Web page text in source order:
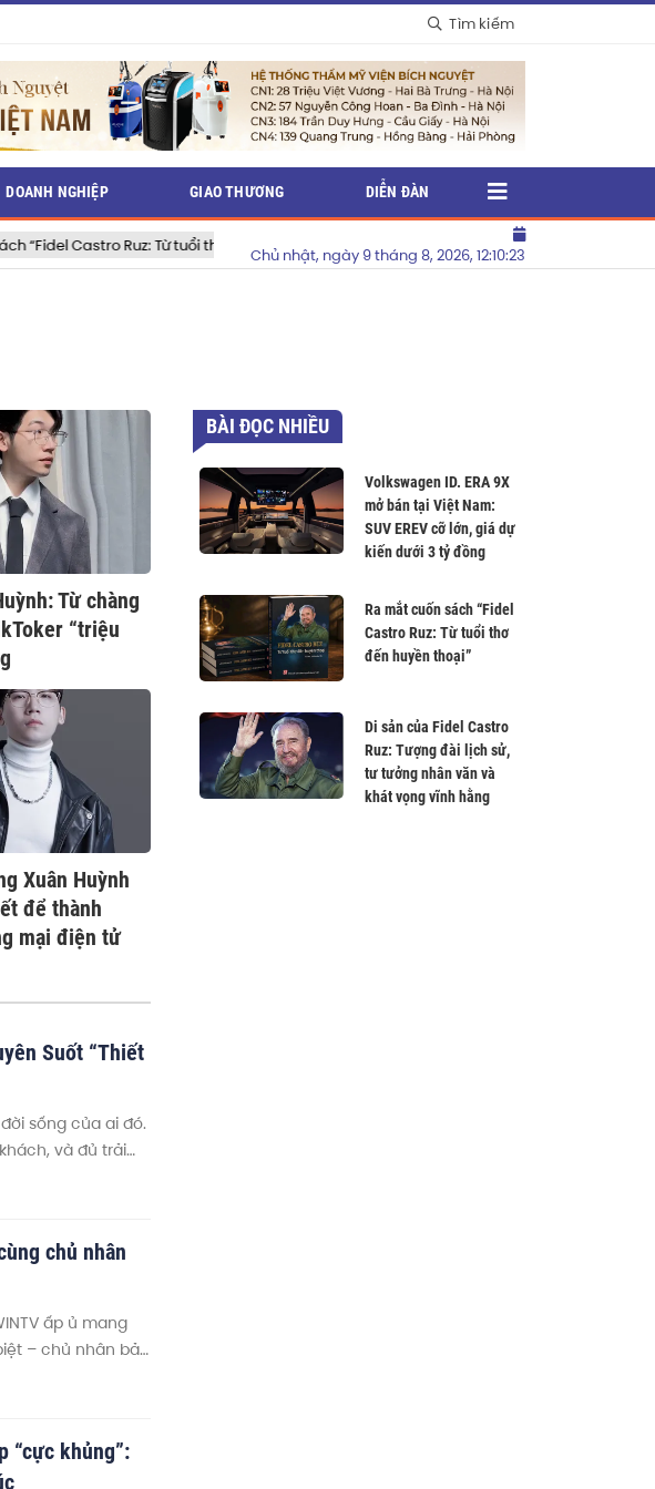
Tìm kiếm
Ruz: Từ tuổi thơ đến huyền thoại” Shopee đồng hành cùng thương hiệu Việt
Chủ nhật, ngày 9 tháng 8, 2026, 12:10:24
DOANH NGHIỆP GIAO THƯƠNG DIỄN ĐÀN
Từ chàng
“triệu
Xuân Huỳnh
để thành
mại điện tử
Suốt “Thiết
sống của ai đó.
và đủ trải
Tổng Giám đốc
chủ nhân
ấp ủ mang
– chủ nhân bản
say đắm thế hệ
“cực khủng”:
BÀI ĐỌC NHIỀU
Volkswagen ID. ERA 9X
mở bán tại Việt Nam:
SUV EREV cỡ lớn, giá dự
kiến dưới 3 tỷ đồng
Ra mắt cuốn sách “Fidel
Castro Ruz: Từ tuổi thơ
đến huyền thoại”
Di sản của Fidel Castro
Ruz: Tượng đài lịch sử,
tư tưởng nhân văn và
khát vọng vĩnh hằng